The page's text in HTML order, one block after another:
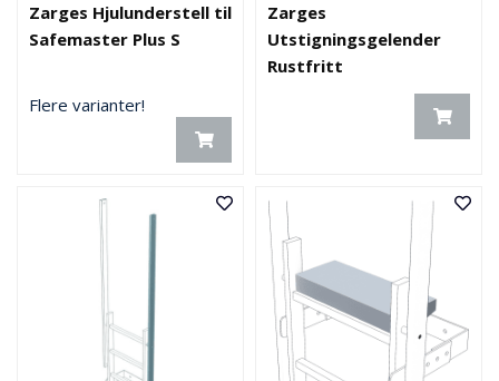
Zarges Hjulunderstell til
Safemaster Plus S
Flere varianter!
Zarges
Utstigningsgelender
Rustfritt